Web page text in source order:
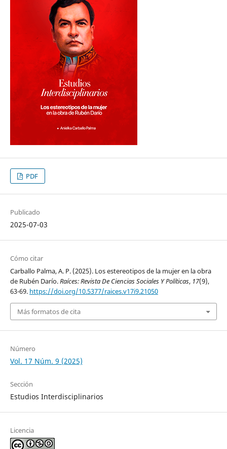
PDF
Publicado
2025-07-03
Cómo citar
Carballo Palma, A. P. (2025). Los estereotipos de la mujer en la obra
de Rubén Darío.Raíces: Revista De Ciencias Sociales Y Políticas, 17(9),
63-69. https://doi.org/10.5377/raices.v17i9.21050
Más formatos de cita
Número
Vol. 17 Núm. 9 (2025)
Sección
Estudios Interdisciplinarios
Licencia